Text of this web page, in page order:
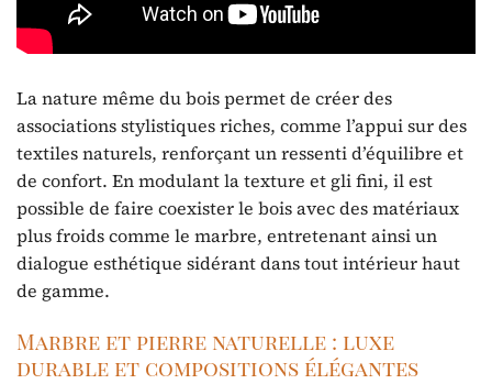
La nature même du bois permet de créer des
associations stylistiques riches, comme l’appui sur des
textiles naturels, renforçant un ressenti d’équilibre et
de confort. En modulant la texture et gli fini, il est
possible de faire coexister le bois avec des matériaux
plus froids comme le marbre, entretenant ainsi un
dialogue esthétique sidérant dans tout intérieur haut
de gamme.
Marbre et pierre naturelle : luxe
durable et compositions élégantes